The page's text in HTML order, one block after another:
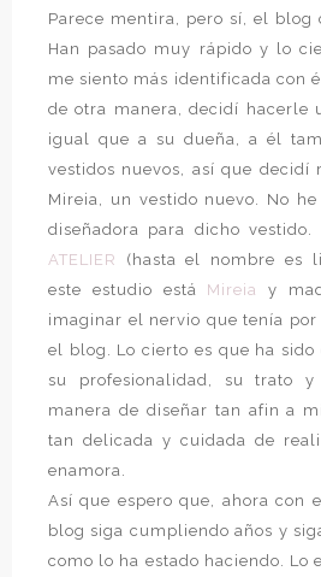
Parece mentira, pero sí, el blog
Han pasado muy rápido y lo
me siento más identificada con
de otra manera, decidí hacerle
igual que a su dueña, a él
vestidos nuevos, así que decidí
Mireia, un vestido nuevo. No
diseñadora para dicho
ATELIER
(hasta el nombre es
este estudio está Mireia
y
imaginar el nervio que tenía por
el blog. Lo cierto es que ha
su profesionalidad, su trato
manera de diseñar tan afin a
tan delicada y cuidada de
enamora.
Así que espero que, ahora con
blog siga cumpliendo años y
como lo ha estado haciendo. Lo